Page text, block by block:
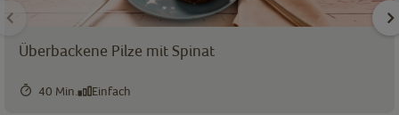
Überbackene Pilze mit Spinat
40 Min. Einfach